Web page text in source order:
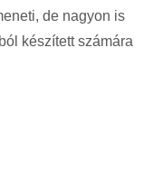
de nagyon is
készített számára